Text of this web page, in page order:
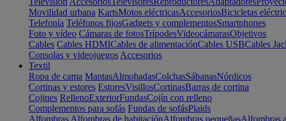
Movilidad urbana KartsMotos eléctricasAccesoriosBicicletas
Telefonía Teléfonos fijosGadgets y complementosSmartphones
Foto y vídeo Cámaras de fotosTrípodesVideocámarasObjetivos
Cables Cables HDMICables de alimentaciónCables USBCables
Consolas y videojuegos Accesorios
Textil
Ropa de cama MantasAlmohadasColchasSábanasNórdicos
Cortinas y estores EstoresVisillosCortinasBarras de cortina
Cojines RellenoExteriorFundasCojín con relleno
Complementos para sofás Fundas de sofásPlaids
Alfombras Alfombras de habitaciónAlfombras pequeñasAlfombras